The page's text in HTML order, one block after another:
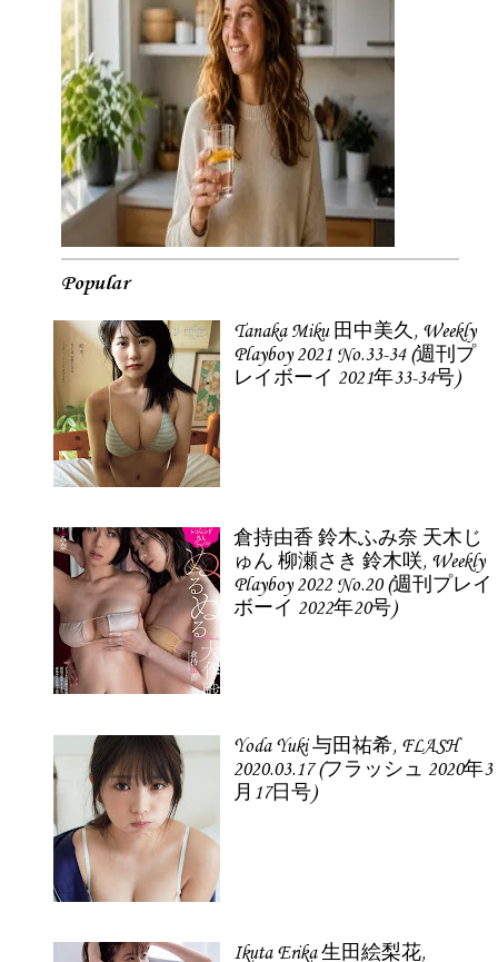
Popular
Tanaka Miku 田中美久, Weekly
Playboy 2021 No.33-34 (週刊プ
レイボーイ 2021年33-34号)
倉持由香 鈴木ふみ奈 天木じ
ゅん 柳瀬さき 鈴木咲, Weekly
Playboy 2022 No.20 (週刊プレイ
ボーイ 2022年20号)
Yoda Yuki 与田祐希, FLASH
2020.03.17 (フラッシュ 2020年3
月17日号)
Ikuta Erika 生田絵梨花,